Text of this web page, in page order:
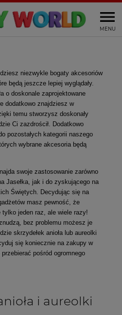
MENU
niezwykle bogaty akcesoriów
będą jeszcze lepiej wyglądały.
o doskonale zaprojektowane
dodatkowo znajdziesz w
temu stworzysz doskonały
Ci zazdrościł. Dodatkowo
pozostałych kategorii naszego
wybrane akcesoria będą
swoje zastosowanie zarówno
Jasełka, jak i do zyskującego na
Świętych. Decydując się na
masz pewność, że
jeden raz, ale wiele razy!
bez problemu możesz je
skrzydełek anioła lub aureolki
się koniecznie na zakupy w
pośród ogromnego
i aureolki